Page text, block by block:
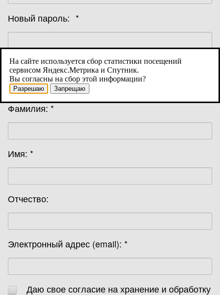
Новый пароль: *
Подтверждение пароля: *
Фамилия: *
Имя: *
Отчество:
Электронный адрес (email): *
Даю свое согласие на хранение и обработку
На сайте используется сбор статистики посещений
сервисом Яндекс.Метрика и Спутник.
Вы согласны на сбор этой информации?
Разрешаю Запрещаю